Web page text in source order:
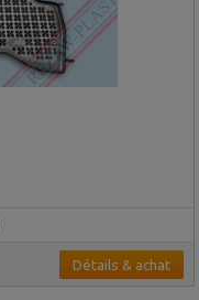
Détails & achat